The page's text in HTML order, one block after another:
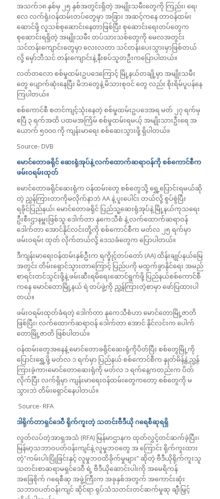
အသက်၁၈ နှစ်မှ ၂၅ နှစ်အတွင်းရှိတဲ့ အမျိုးသမီးတွေကို ကြည်း၊ ရေ၊
လေ လက်ရုံးဝန်ထမ်းတပ်တွေမှာ အခြား အဆင့်ကနေ တာဝန်ထမ်း
ဆောင်ဖို့ လူသစ်စုဆောင်းနေတာဖြစ်ပြီး စုဆောင်းရေးတပ်တွေက
စုဆောင်းရရှိတဲ့ အမျိုးသမီး တပ်သားသစ်တွေကို မေလအတွင်း
သင်တန်းကျောင်းတွေမှာ လေးလတာ သင်တန်းပေးသွားမှာဖြစ်တယ်
လို့ မှော်ဘီသင် တန်းကျောင်းနဲ့ နီးစပ်သူတဦးကပြောပါတယ်။
လတ်တလော စစ်မှုထမ်းဥပဒေကြောင့် မြို့နယ်တချို့မှာ အမျိုးသမီး
တွေ ပျောက်ဆုံးနေပြီး မိဘတွေနဲ့ မိသားစုဝင် တွေ လည်း စိုးရိမ်ပူပန်နေ
ကြပါတယ်။
စစ်ကောင်စီ စတင်ကျင့်သုံးနေတဲ့ စစ်မှုထမ်းဥပဒေအရ မတ် ၂၇ ရက်မှ
ဧပြီ ၃ ရက်အထိ ပထမအကြိမ် စစ်မှုထမ်းရမယ့် အမျိုးသားဦးရေ အ
ယောက် ၅၀၀၀ ကို ကျန်းမာရေး စစ်ဆေးသွားဖို့ ရှိပါတယ်။
Source- DVB
မောင်တောခရိုင် ဆေးရုံအုပ်နဲ့ လက်ထောက်ဆရာဝန်ကို စစ်ကောင်စီက
ဖမ်းဝရမ်းထုတ်
မောင်တောခရိုင်ဆေးရုံက ဝန်ထမ်းတွေ စစ်တွေသို့ ရွှေ့ပြောင်းရမယ်ဆို
တဲ့ ညွှန်ကြားတာကိုမလိုက်နာဘဲ AA နဲ့ ပူးပေါင်း တယ်လို့ စွပ်စွဲပြီး
ရခိုင်ပြည်နယ်၊ မောင်တောခရိုင် ပြည်သူ့ဆေးရုံအုပ်နဲ့ မြို့နယ်ကုသရေး
ဦးစီးဌာနမှူးဖြစ်သူ ဒေါက်တာ နုကေသီစံ နဲ့ လက်ထောက်ဆရာဝန်
ဒေါက်တာ အောင်နိုင်လင်းတို့ကို စစ်ကောင်စီက မတ်လ ၂၅ ရက်မှာ
ဖမ်းဝရမ်း ထုတ် လိုက်တယ်လို့ ဒေသခံတွေက ပြောပါတယ်။
ဒီကျန်းမာရေးဝန်ထမ်းနှစ်ဦးက ရက္ခိုင့်တပ်တော် (AA) ထိန်းချုပ်နယ်မြေ
အတွင်း တိမ်းရှောင်သွားတာကြောင့် ပြည်ပကို မထွက်ခွာနိုင်ရေး အမည်
စာရင်းတင်သွင်းဖို့နဲ့ ဖမ်းဆီးရမိရေးဆောင်ရွက်ဖို့ ပြည်နယ်စစ်ကောင်စီ
ကနေ မောင်တောမြို့နယ် ရဲ တပ်ဖွဲ့ကို ညွှ့န်ကြားတဲ့စာမှာ ဖော်ပြထားပါ
တယ်။
ဖမ်းဝရမ်းထုတ်ခံရတဲ့ ဒေါက်တာ နုကေသီစံဟာ မောင်တောမြို့ဇာတိ
ဖြစ်ပြီး၊ လက်ထောက်ဆရာဝန် ဒေါက်တာ အောင် နိုင်လင်းက ပေါက်
တောမြို့ဇာတိ ဖြစ်ပါတယ်။
ဝန်ထမ်းတွေအနေနဲ့ မောင်တောခရိုင်ဆေးရုံကိုပိတ်ပြီး စစ်တွေမြို့ကို
ပြောင်းရွှေ့ဖို့ မတ်လ ၁ ရက်မှာ ပြည်နယ် စစ်ကောင်စီက နှုတ်မိန့်နဲ့ ညွှ့န်
ကြားခဲ့ကာ၊မောင်တောဆေးရုံကို မတ်လ ၁ ရက်နေ့ကတည်းက ပိတ်
လိုက်ပြီး လက်ရှိမှာ ကျန်းမာရေးဝန်ထမ်းတွေကတော့ စစ်တွေကို မ
သွားဘဲ တိမ်းရှောင်နေပါတယ်။
Source- RFA
ဒါရိုက်တာရှင်ဒေဝီ ရိုက်ကူးတဲ့ သတင်းဗီဒီယို ဂရေစီဆုရရှိ
လွတ်လပ်တဲ့အာရှအသံ (RFA) မြန်မာဌာနက ထုတ်လွှင့်တင်ဆက်ခဲ့ပြီး၊
မြန်မာ့သဘာဝပတ်ဝန်းကျင်နဲ့ လူမှုဘဝတွေ အ ကြောင်း ရိုက်ကူးထား
တဲ့”ကမ်းပါးပြိုခြင်းနှင့် လူမှုဘဝထိခိုက်မှုများ” ဆိုတဲ့ ဗီဒီယိုရိုက်ကူးသူ
သတင်းစာဆရာမရှင်ဒေဝီ ရဲ့ ဗီဒီယိုဆောင်းပါးကို အမေရိကန်
အခြေစိုက် ဂရေစီဆု အဖွဲ့ကြီးက အခုနှစ်အတွက် အကောင်းဆုံး
သဘာဝပတ်ဝန်းကျင် ဆိုင်ရာ ရုပ်သံသတင်းတင်ဆက်မှုဆု ချီးမြှင့်